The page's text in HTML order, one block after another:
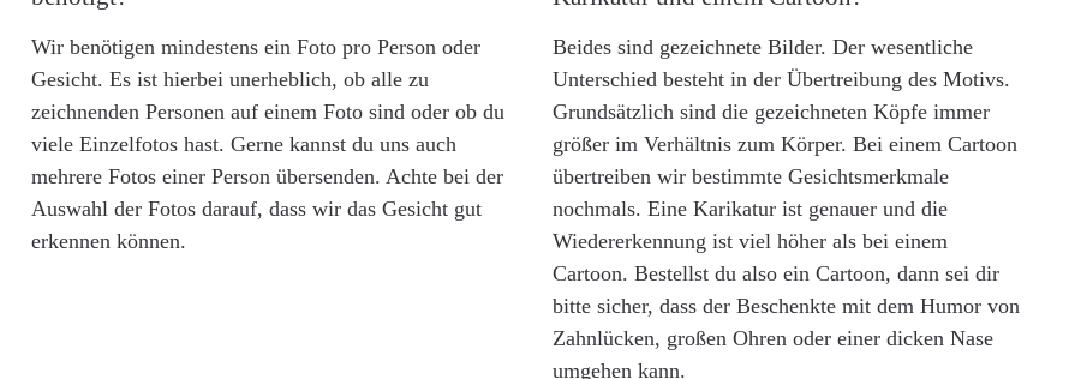
Wir benötigen mindestens ein Foto pro Person oder
Gesicht. Es ist hierbei unerheblich, ob alle zu
zeichnenden Personen auf einem Foto sind oder ob du
viele Einzelfotos hast. Gerne kannst du uns auch
mehrere Fotos einer Person übersenden. Achte bei der
Auswahl der Fotos darauf, dass wir das Gesicht gut
erkennen können.
Beides sind gezeichnete Bilder. Der wesentliche
Unterschied besteht in der Übertreibung des Motivs.
Grundsätzlich sind die gezeichneten Köpfe immer
größer im Verhältnis zum Körper. Bei einem Cartoon
übertreiben wir bestimmte Gesichtsmerkmale
nochmals. Eine Karikatur ist genauer und die
Wiedererkennung ist viel höher als bei einem
Cartoon. Bestellst du also ein Cartoon, dann sei dir
bitte sicher, dass der Beschenkte mit dem Humor von
Zahnlücken, großen Ohren oder einer dicken Nase
umgehen kann.